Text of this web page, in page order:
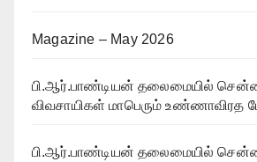
Magazine – May 2026
பி.ஆர்.பாண்டியன் தலைமையில்
விவசாயிகள் மாபெரும் உண்ணாவிரத
பி.ஆர்.பாண்டியன் தலைமையில்